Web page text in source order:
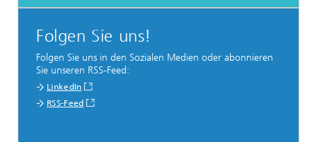
Folgen Sie uns!
Folgen Sie uns in den Sozialen Medien oder abonnieren
Sie unseren RSS-Feed:
LinkedIn
RSS-Feed